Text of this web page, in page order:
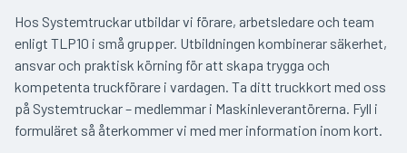
Hos Systemtruckar utbildar vi förare, arbetsledare och team
enligt TLP10 i små grupper. Utbildningen kombinerar säkerhet,
ansvar och praktisk körning för att skapa trygga och
kompetenta truckförare i vardagen. Ta ditt truckkort med oss
på Systemtruckar – medlemmar i Maskinleverantörerna. Fyll i
formuläret så återkommer vi med mer information inom kort.